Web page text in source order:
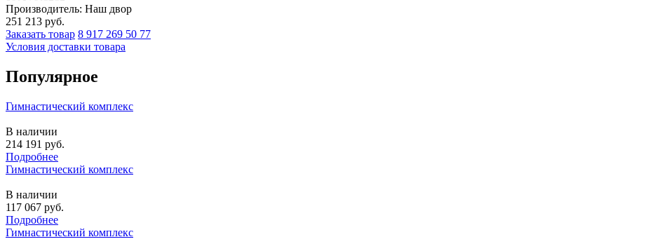
Производитель: Наш двор
251 213 руб.
Заказать товар 8 917 269 50 77
Условия доставки товара
Популярное
Гимнастический комплекс
В наличии
214 191 руб.
Подробнее
Гимнастический комплекс
В наличии
117 067 руб.
Подробнее
Гимнастический комплекс